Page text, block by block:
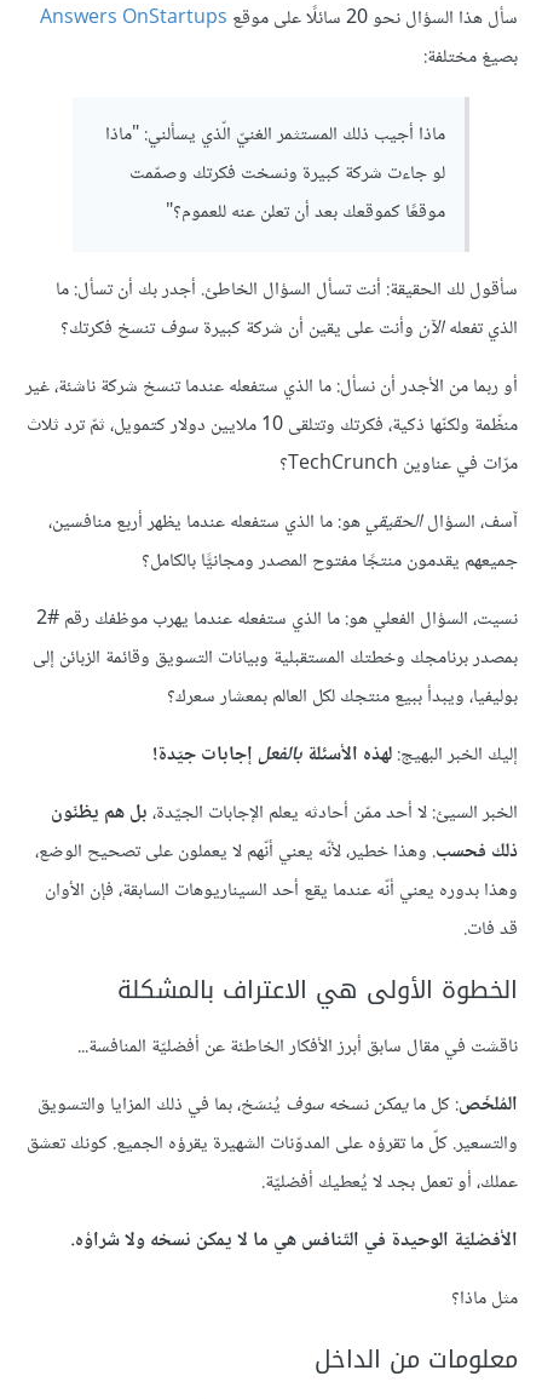
سأل هذا السؤال نحو 20 سائلًا على موقع
Answers OnStartups
بصيغ مختلفة:
ماذا أجيب ذلك المستثمر الغنيّ الّذي يسألني: "ماذا
لو جاءت شركة كبيرة ونسخت فكرتك وصمّمت
موقعًا كموقعك بعد أن تعلن عنه للعموم؟"
سأقول لك الحقيقة: أنت تسأل السؤال الخاطئ. أجدر بك أن تسأل: ما
الذي تفعلهالآنوأنت على يقين أن شركة كبيرةسوفتنسخ فكرتك؟
أو ربما من الأجدر أن نسأل: ما الذي ستفعله عندما تنسخ شركة ناشئة، غير
منظّمة ولكنّها ذكية، فكرتك وتتلقى 10 ملايين دولار كتمويل، ثمّ ترد ثلاث
مرّات في عناوين TechCrunch؟
آسف، السؤالالحقيقيهو: ما الذي ستفعله عندما يظهر أربع منافسين،
جميعهم يقدمون منتجًا مفتوح المصدر ومجانيًّا بالكامل؟
نسيت، السؤال الفعلي هو: ما الذي ستفعله عندما يهرب موظفك رقم #2
بمصدر برنامجك وخطتك المستقبلية وبيانات التسويق وقائمة الزبائن إلى
بوليفيا، ويبدأ ببيع منتجك لكل العالم بمعشار سعرك؟
إليك الخبر البهيج:لهذه الأسئلة بالفعلإجابات جيّدة!
الخبر السيئ: لا أحد ممّن أحادثه يعلم الإجابات الجيّدة،بل هم يظنّون
ذلك فحسب. وهذا خطير، لأنّه يعني أنّهم لا يعملون على تصحيح الوضع،
وهذا بدوره يعني أنّه عندما يقع أحد السيناريوهات السابقة، فإن الأوان
قد فات.
الخطوة الأولى هي الاعتراف بالمشكلة
ناقشت في مقال سابق أبرز الأفكار الخاطئة عن أفضليّة المنافسة...
المُلخّص: كل مايمكننسخهسوف يُنسَخ، بما في ذلك المزايا والتسويق
والتسعير. كلّ ما تقرؤه على المدوّنات الشهيرة يقرؤه الجميع. كونك تعشق
عملك، أو تعمل بجد لا يُعطيك أفضليّة.
الأفضليّة الوحيدة في التّنافس هي ما لا يمكن نسخه ولا شراؤه.
مثل ماذا؟
معلومات من الداخل